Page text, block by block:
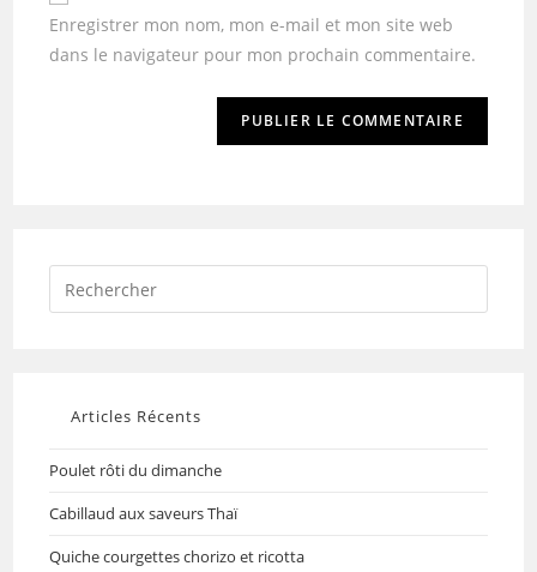
Enregistrer mon nom, mon e-mail et mon site web
dans le navigateur pour mon prochain commentaire.
Articles Récents
Poulet rôti du dimanche
Cabillaud aux saveurs Thaï
Quiche courgettes chorizo et ricotta